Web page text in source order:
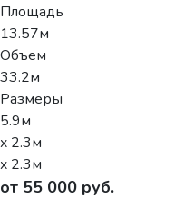
Площадь
13.57м
Объем
33.2м
Размеры
5.9м
x 2.3м
x 2.3м
от 55 000 руб.